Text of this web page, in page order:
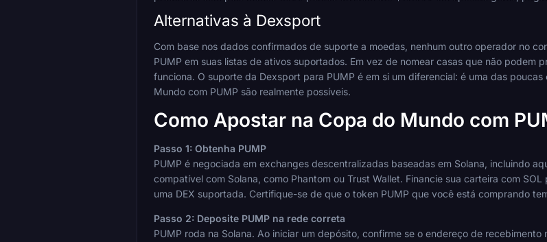
Alternativas à Dexsport
Com base nos dados confirmados de suporte a moedas, nenhum outro operador no
PUMP em suas listas de ativos suportados. Em vez de nomear casas que não
funciona. O suporte da Dexsport para PUMP é em si um diferencial: é uma das
Mundo com PUMP são realmente possíveis.
Como Apostar na Copa do Mundo com
Passo 1: Obtenha PUMP
PUMP é negociada em exchanges descentralizadas baseadas em Solana, incluindo
compatível com Solana, como Phantom ou Trust Wallet. Financie sua carteira com
uma DEX suportada. Certifique-se de que o token PUMP que você está comprando
Passo 2: Deposite PUMP na rede correta
PUMP roda na Solana. Ao iniciar um depósito, confirme se o endereço de